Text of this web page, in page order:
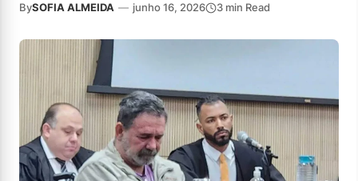
BySOFIA ALMEIDA — junho 16, 2026 3 min Read